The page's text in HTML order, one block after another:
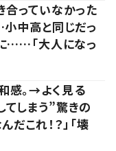
合っていなかった
中高と同じだっ
……「大人になっ
感。→よく見る
しまう”驚きの
これ！？」「壊